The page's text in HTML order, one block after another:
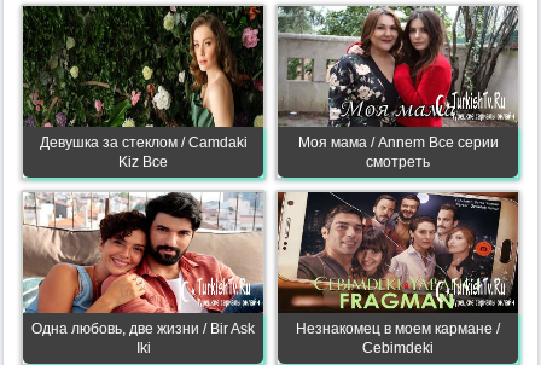
Девушка за стеклом / Camdaki
Kiz Все
Моя мама / Annem Все серии
смотреть
Одна любовь, две жизни / Bir Ask
Iki
Незнакомец в моем кармане /
Cebimdeki